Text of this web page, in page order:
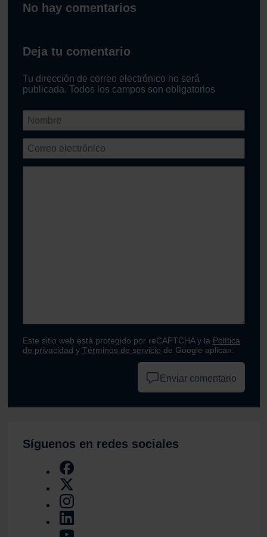
No hay comentarios
Deja tu comentario
Tu dirección de correo electrónico no será
publicada. Todos los campos son obligatorios
Este sitio web está protegido por reCAPTCHA y la Política
de privacidad y Términos de servicio de Google aplican.
Enviar comentario
Síguenos en redes sociales